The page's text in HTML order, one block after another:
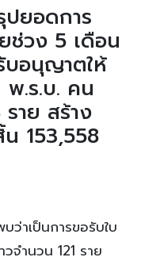
ยอดการ
ช่วง 5 เดือน
บอนุญาตให้
พ.ร.บ. คน
าย สร้าง
153,558
ว่าเป็นการขอรับใบ
จำนวน 121 ราย